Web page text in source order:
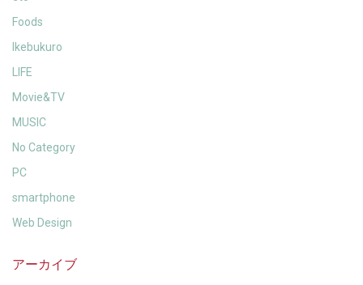
Foods
Ikebukuro
LIFE
Movie&TV
MUSIC
No Category
PC
smartphone
Web Design
アーカイブ